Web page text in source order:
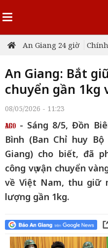
An Giang 24 giờ
An Giang: Bắt
chuyển gần 1kg
08/05/2026 - 11:23
- Sáng 8/5, Đồn
Bình (Ban Chỉ huy
Giang) cho biết, đã
công vụ vận chuyển
về Việt Nam, thu giữ
lượng gần 1kg.